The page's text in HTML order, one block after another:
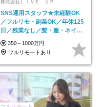
株式会社ＬＩＶＥ ＵＰ
SNS運用スタッフ★未経験OK
／フルリモ・副業OK／年休125
日／残業なし／髪・服・ネイ
ル・ピアス自由
350～1000万円
フルリモートあり